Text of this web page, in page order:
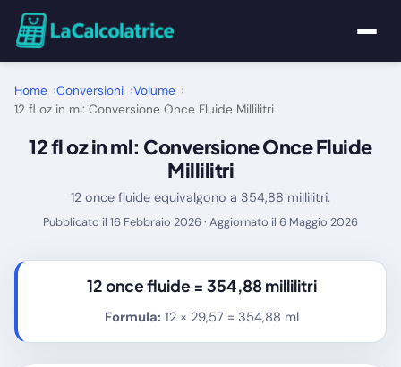
Home
Calcolatrici
Utility
Home Conversioni
Volume
12 fl oz in ml: Conversione Once Fluide Millilitri
12 fl oz in ml: Conversione Once Fluide
Millilitri
12 once fluide equivalgono a 354,88 millilitri.
Pubblicato il 16 Febbraio 2026 · Aggiornato il 6 Maggio 2026
12 once fluide = 354,88 millilitri
Formula: 12 × 29,57 = 354,88 ml